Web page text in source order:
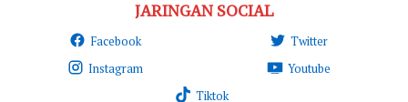
JARINGAN SOCIAL
Facebook
Twitter
Instagram
Youtube
Tiktok